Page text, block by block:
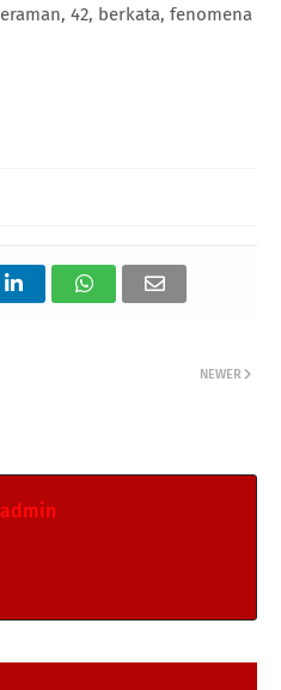
42, berkata, fenomena
NEWER
admin